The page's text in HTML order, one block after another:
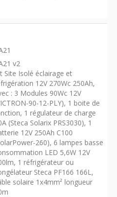
v2
Site Isolé éclairage et
12V 270Wc 250Ah,
: 3 Modules 90Wc 12V
90-12-PLY), 1 boite de
1 régulateur de charge
(Steca Solarix PRS3030), 1
12V 250Ah C100
260), 6 lampes basse
LED 5,6W 12V
1 réfrigérateur ou
Steca PF166 166L,
solaire 1x4mm² longueur